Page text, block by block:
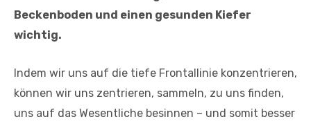
Beckenboden und einen gesunden Kiefer
wichtig.
Indem wir uns auf die tiefe Frontallinie konzentrieren,
können wir uns zentrieren, sammeln, zu uns finden,
uns auf das Wesentliche besinnen – und somit besser